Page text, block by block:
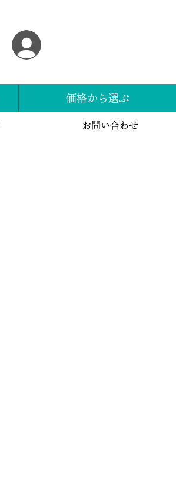
価格から選ぶ
お問い合わせ